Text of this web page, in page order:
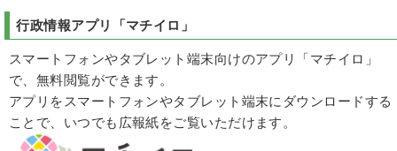
行政情報アプリ 「マチイロ」
スマートフォンやタブレット端末向けのアプリ「マチイロ」
で、無料閲覧ができます。
アプリをスマートフォンやタブレット端末にダウンロードする
ことで、いつでも広報紙をご覧いただけます。